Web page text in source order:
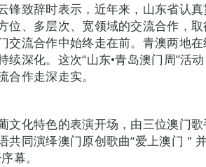
锋致辞时表示，近年来，山东省认
位、多层次、宽领域的交流合作，
交流合作中始终走在前。青澳两地
续深化。这次“山东•青岛澳门周”活
合作走深走实。
文化特色的表演开场，由三位澳门
共同演绎澳门原创歌曲“爱上澳门＂
幕。